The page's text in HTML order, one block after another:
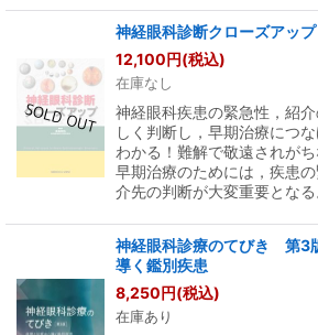
神経眼科診断クローズアップ
12,100円(税込)
在庫なし
神経眼科疾患の緊急性，紹
しく判断し，早期治療につ
わかる！難解で敬遠されがち
早期治療のためには，疾患
介先の判断が大変重要とな
神経眼科診療のてびき 第3
導く鑑別疾患
8,250円(税込)
在庫あり